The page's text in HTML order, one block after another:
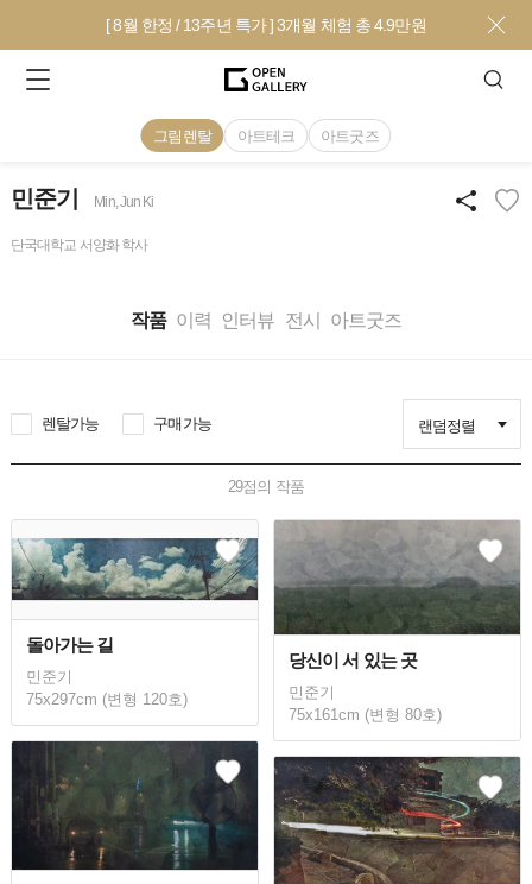
[ 8월 한정 / 13주년 특가 ] 3개월 체험 총 4.9만원
그림렌탈 아트테크 아트굿즈
민준기 Min, Jun Ki
단국대학교 서양화 학사
작품 이력 인터뷰 전시 아트굿즈
렌탈가능 구매가능 랜덤정렬
29점의 작품
돌아가는 길
민준기
75x297cm (변형 120호)
당신이 서 있는 곳
민준기
75x161cm (변형 80호)